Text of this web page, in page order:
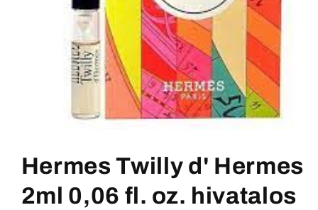
megnyitása
modális
párbeszédpanelen
Hermes Twilly d' Hermes
2ml 0,06 fl. oz. hivatalos